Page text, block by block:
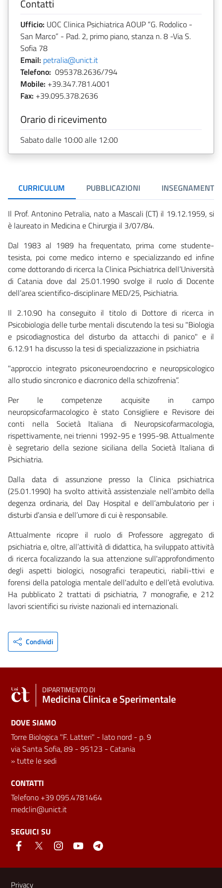
Contatti
Ufficio: UOC Clinica Psichiatrica AOUP “G. Rodolico -
San Marco” - Pad. 2, primo piano, stanza n. 8 -Via S.
Sofia 78
Email: petralia@unict.it
Telefono: 095378.2636/794
Mobile: +39.347.781.4001
Fax: +39.095.378.2636
Orario di ricevimento
Sabato dalle 10:00 alle 12:00
CURRICULUM PUBBLICAZIONI INSEGNAMENTI
Il Prof. Antonino Petralia, nato a Mascali (CT) il 19.12.1959, si
è laureato in Medicina e Chirurgia il 3/07/84.
Dal 1983 al 1989 ha frequentato, prima come studente-
tesista, poi come medico interno e specializzando ed infine
come dottorando di ricerca la Clinica Psichiatrica dell’Università
di Catania dove dal 25.01.1990 svolge il ruolo di Docente
dell’area scientifico-disciplinare MED/25, Psichiatria.
Il 2.10.90 ha conseguito il titolo di Dottore di ricerca in
Psicobiologia delle turbe mentali discutendo la tesi su "Biologia
e psicodiagnostica del disturbo da attacchi di panico" e il
6.12.91 ha discusso la tesi di specializzazione in psichiatria
"approccio integrato psiconeuroendocrino e neuropsicologico
allo studio sincronico e diacronico della schizofrenia”.
Per le competenze acquisite in campo
neuropsicofarmacologico è stato Consigliere e Revisore dei
conti nella Società Italiana di Neuropsicofarmacologia,
rispettivamente, nei trienni 1992-95 e 1995-98. Attualmente
è segretario della sezione siciliana della Società Italiana di
Psichiatria.
Dalla data di assunzione presso la Clinica psichiatrica
(25.01.1990) ha svolto attività assistenziale nell’ambito della
degenza ordinaria, del Day Hospital e dell’ambulatorio per i
disturbi d’ansia e dell’umore di cui è responsabile.
Attualmente ricopre il ruolo di Professore aggregato di
psichiatria e, oltre, all’attività di didattica, ha sviluppato attività
di ricerca focalizzando la sua attenzione sull'approfondimento
degli aspetti biologici, nosografici terapeutici, riabili-ttivi e
forensi della patologia mentale dell'adulto e dell’età evolutiva.
Ha pubblicato 2 trattati di psichiatria, 7 monografie, e 212
lavori scientifici su riviste nazionali ed internazionali.
Condividi
DIPARTIMENTO DI
Medicina Clinica e Sperimentale
DOVE SIAMO
Torre Biologica "F. Latteri" - lato nord - p. 9
via Santa Sofia, 89 - 95123 - Catania
»tutte le sedi
CONTATTI
Telefono +39 095.4781464
medclin@unict.it
SEGUICI SU
Link e informazioni utili
Privacy